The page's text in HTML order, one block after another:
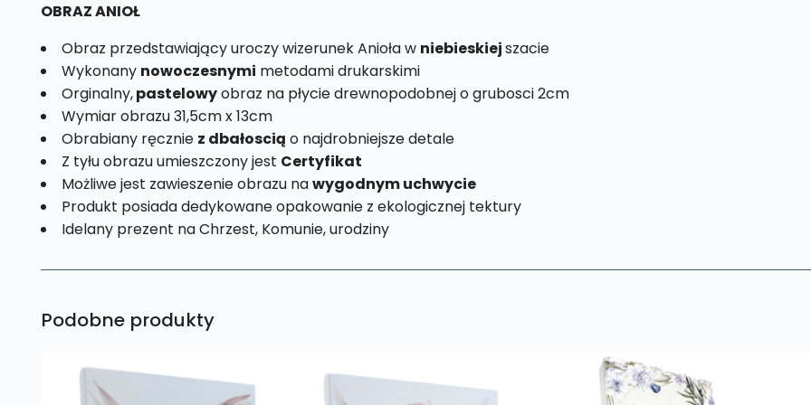
OBRAZ ANIOŁ
Obraz przedstawiający uroczy wizerunek Anioła w niebieskiejszacie
Wykonany nowoczesnymi metodami drukarskimi
Orginalny,pastelowyobraz na płycie drewnopodobnej o grubosci 2cm
Wymiar obrazu 31,5cm x 13cm
Obrabiany ręcznie z dbałoscią o najdrobniejsze detale
Z tyłu obrazu umieszczony jest Certyfikat
Możliwe jest zawieszenie obrazu nawygodnym uchwycie
Produkt posiada dedykowane opakowanie z ekologicznej tektury
Idelany prezent na Chrzest, Komunie, urodziny
Podobne produkty